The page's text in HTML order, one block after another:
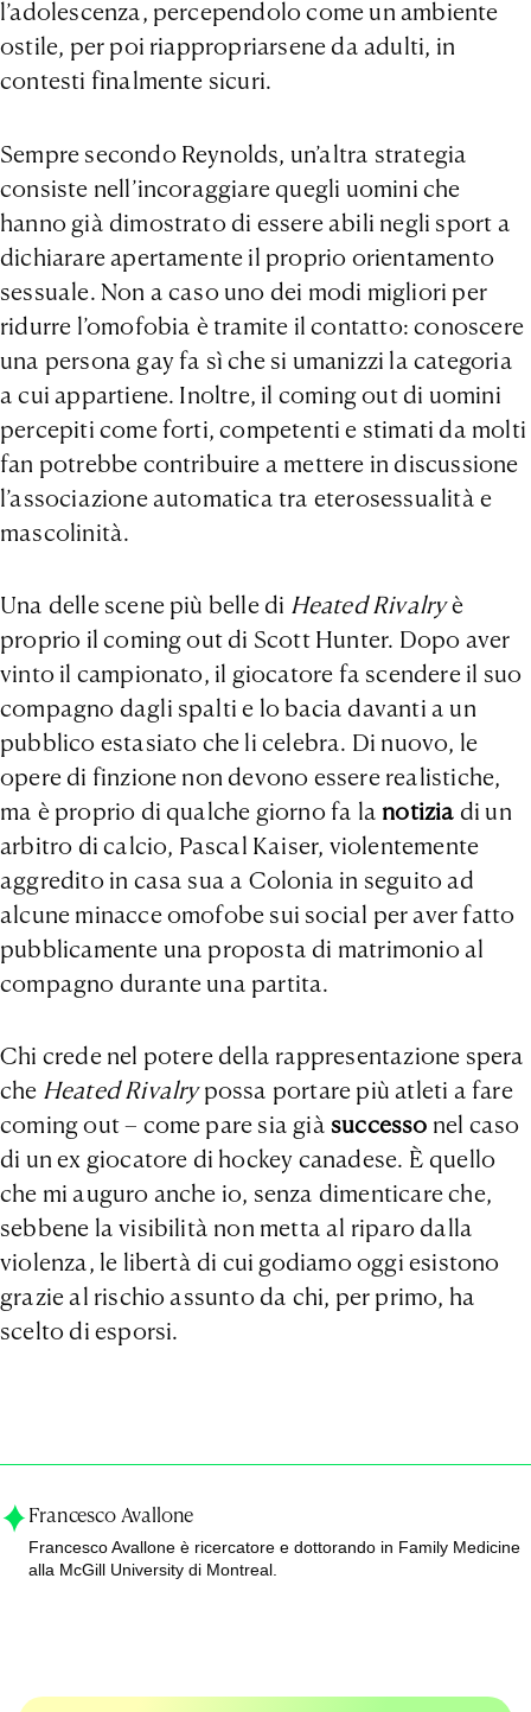
l’adolescenza, percependolo come un ambiente
ostile, per poi riappropriarsene da adulti, in
contesti finalmente sicuri.
Sempre secondo Reynolds, un’altra strategia
consiste nell’incoraggiare quegli uomini che
hanno già dimostrato di essere abili negli sport a
dichiarare apertamente il proprio orientamento
sessuale. Non a caso uno dei modi migliori per
ridurre l’omofobia è tramite il contatto: conoscere
una persona gay fa sì che si umanizzi la categoria
a cui appartiene. Inoltre, il coming out di uomini
percepiti come forti, competenti e stimati da molti
fan potrebbe contribuire a mettere in discussione
l’associazione automatica tra eterosessualità e
mascolinità.
Una delle scene più belle di Heated Rivalryè
proprio il coming out di Scott Hunter. Dopo aver
vinto il campionato, il giocatore fa scendere il suo
compagno dagli spalti e lo bacia davanti a un
pubblico estasiato che li celebra. Di nuovo, le
opere di finzione non devono essere realistiche,
ma è proprio di qualche giorno fa la notizia di un
arbitro di calcio, Pascal Kaiser, violentemente
aggredito in casa sua a Colonia in seguito ad
alcune minacce omofobe sui social per aver fatto
pubblicamente una proposta di matrimonio al
compagno durante una partita.
Chi crede nel potere della rappresentazione spera
che Heated Rivalrypossa portare più atleti a fare
coming out – come pare sia giàsuccesso nel caso
di un ex giocatore di hockey canadese. È quello
che mi auguro anche io, senza dimenticare che,
sebbene la visibilità non metta al riparo dalla
violenza, le libertà di cui godiamo oggi esistono
grazie al rischio assunto da chi, per primo, ha
scelto di esporsi.
Francesco Avallone
Francesco Avallone è ricercatore e dottorando in Family Medicine
alla McGill University di Montreal.